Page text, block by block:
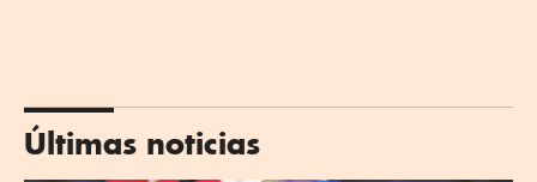
Últimas noticias